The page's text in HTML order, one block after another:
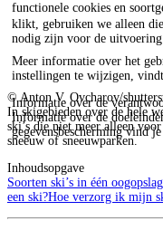
functionele cookies en
klikt, gebruiken we alleen
nodig zijn voor de
Meer informatie over het
instellingen te wijzigen,
Informatie over de
Informatie over de
gegevensbescherming vind
© Anton V. Ovcharov/
In skigebieden over de hele
ski’s die niet meer alleen
sneeuw of sneeuwparken.
Inhoudsopgave
Soorten ski’s in één oogopslag
een ski?Hoe verzorg ik mijn